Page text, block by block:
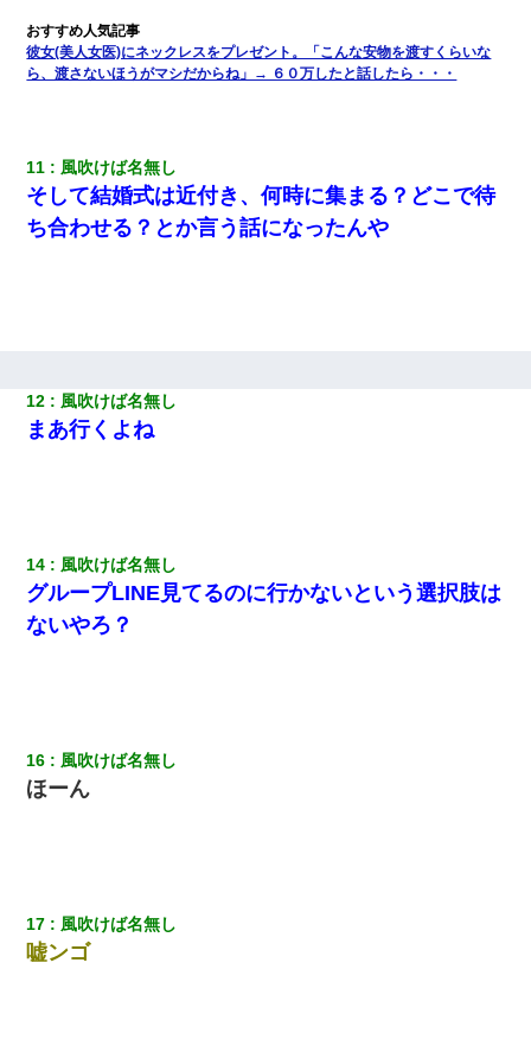
放置子が病院送りになったらしい → 俺（二度と帰ってくるなよ…
嫁を半身不随にしやがった恨みは、正直こんなもんじゃ晴れな
義兄嫁「娘が大学に入ったら下宿させて」私「しつこい、学校斡
旋のアパートに行け」→ 旦那が義兄に通報したら「志望校を変え
ろ！」とキレて・・・
せたら...
中の道を走っていたら、突然ガガッ！って音がして…
日曜日、会社の窓を見ると同僚の姿。俺（あれ？ディズニーシー
じゃ？）→俺電話「今何してんの？」同僚「シーで並んでるこ
スマホを与えられて、中学卒業する頃にはすっかり女叩きに洗脳
彼女(美人女医)にネックレスをプレゼント。「こんな安物を渡すくらいな
ら、渡さないほうがマシだからね」→ ６０万したと話したら・・・
11 風吹けば名無し
そして結婚式は近付き、何時に集まる？どこで待
ち合わせる？とか言う話になったんや
12 風吹けば名無し
まあ行くよね
14 風吹けば名無し
グループLINE見てるのに行かないという選択肢は
ないやろ？
16 風吹けば名無し
ほーん
17 風吹けば名無し
嘘ンゴ